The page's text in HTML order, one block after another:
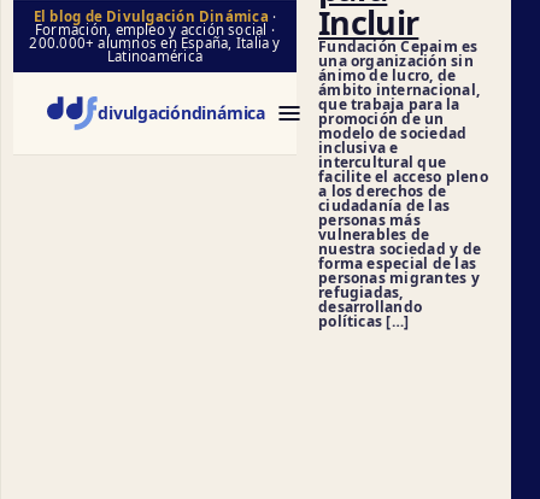
El blog de Divulgación Dinámica ·
Formación, empleo y acción social ·
200.000+ alumnos en España, Italia y
Latinoamérica
divulgacióndinámica
Incluir
Fundación Cepaim es
una organización sin
ánimo de lucro, de
ámbito internacional,
que trabaja para la
promoción de un
modelo de sociedad
inclusiva e
intercultural que
facilite el acceso pleno
a los derechos de
ciudadanía de las
personas más
vulnerables de
nuestra sociedad y de
forma especial de las
personas migrantes y
refugiadas,
desarrollando
políticas […]